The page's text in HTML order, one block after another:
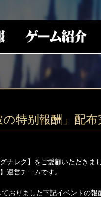
の特别報酬」配
ナレク】をご愛顧いただきま
運営チームです。
おりました下記イベントの報